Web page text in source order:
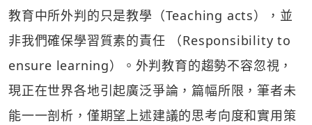
教育中所外判的只是教學（Teaching acts），並
非我們確保學習質素的責任 （Responsibility to
ensure learning）。外判教育的趨勢不容忽視，
現正在世界各地引起廣泛爭論，篇幅所限，筆者未
能一一剖析，僅期望上述建議的思考向度和實用策